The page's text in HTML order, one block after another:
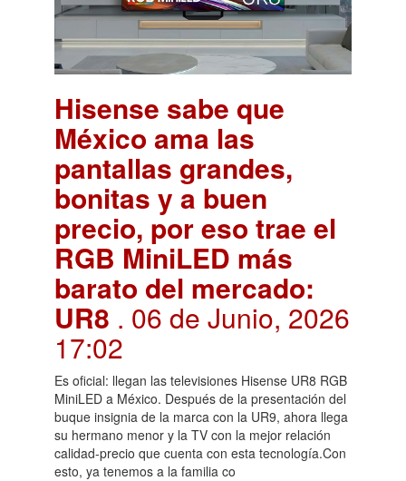
Hisense sabe que
México ama las
pantallas grandes,
bonitas y a buen
precio, por eso trae el
RGB MiniLED más
barato del mercado:
UR8 . 06 de Junio, 2026
17:02
Es oficial: llegan las televisiones Hisense UR8 RGB
MiniLED a México. Después de la presentación del
buque insignia de la marca con la UR9, ahora llega
su hermano menor y la TV con la mejor relación
calidad-precio que cuenta con esta tecnología.Con
esto, ya tenemos a la familia co